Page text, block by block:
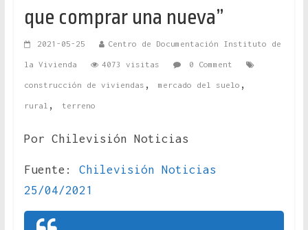
que comprar una nueva”
2021-05-25 Centro de Documentación Instituto de
la Vivienda 4073 visitas 0 Comment
construcción de viviendas , mercado del suelo ,
rural , terreno
Por Chilevisión Noticias
Fuente: Chilevisión Noticias
25/04/2021